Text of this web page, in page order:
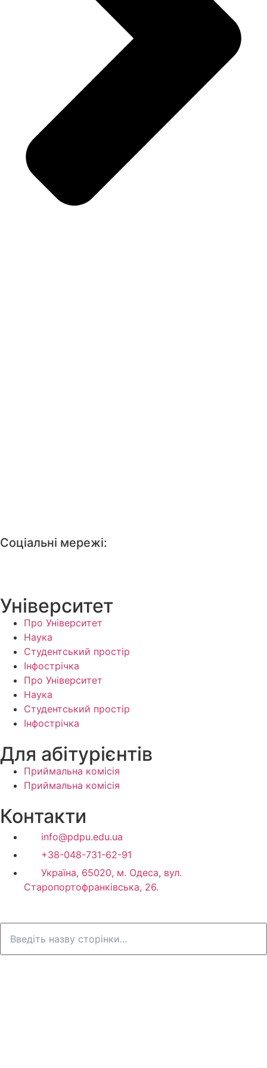
Соціальні мережі:
Університет
Про Університет
Наука
Студентський простір
Інфострічка
Про Університет
Наука
Студентський простір
Інфострічка
Для абітурієнтів
Приймальна комісія
Приймальна комісія
Контакти
info@pdpu.edu.ua
+38-048-731-62-91
Україна, 65020, м. Одеса, вул.
Старопортофранківська, 26.